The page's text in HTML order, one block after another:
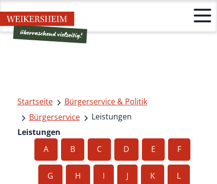
Startseite
Bürgerservice & Politik
Bürgerservice
Leistungen
Leistungen
A
B C D E F
G H I J K L